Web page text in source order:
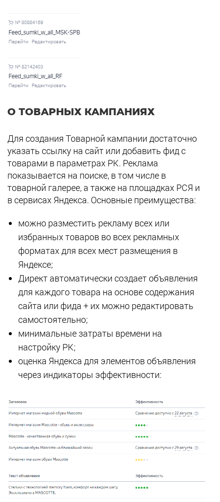
О ТОВАРНЫХ КАМПАНИЯХ
Для создания Товарной кампании достаточно
указать ссылку на сайт или добавить фид с
товарами в параметрах РК. Реклама
показывается на поиске, в том числе в
товарной галерее, а также на площадках РСЯ и
в сервисах Яндекса. Основные преимущества:
можно разместить рекламу всех или
избранных товаров во всех рекламных
форматах для всех мест размещения в
Яндексе;
Директ автоматически создает объявления
для каждого товара на основе содержания
сайта или фида + их можно редактировать
самостоятельно;
минимальные затраты времени на
настройку РК;
оценка Яндекса для элементов объявления
через индикаторы эффективности: